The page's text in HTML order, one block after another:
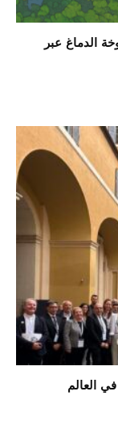
الدماغ عبر
العالم